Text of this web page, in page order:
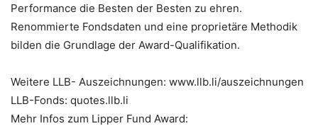
Performance die Besten der Besten zu ehren.
Renommierte Fondsdaten und eine proprietäre Methodik
bilden die Grundlage der Award-Qualifikation.
Weitere LLB- Auszeichnungen: www.llb.li/auszeichnungen
LLB-Fonds: quotes.llb.li
Mehr Infos zum Lipper Fund Award: